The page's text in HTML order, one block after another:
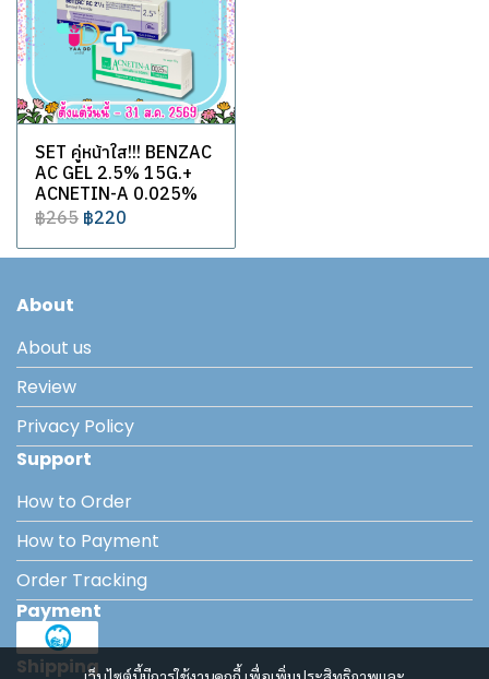
SET คู่หน้าใส!!! BENZAC
AC GEL 2.5% 15G.+
ACNETIN-A 0.025%
฿265 ฿220
About
About us
Review
Privacy Policy
Support
How to Order
How to Payment
Order Tracking
Payment
Shipping